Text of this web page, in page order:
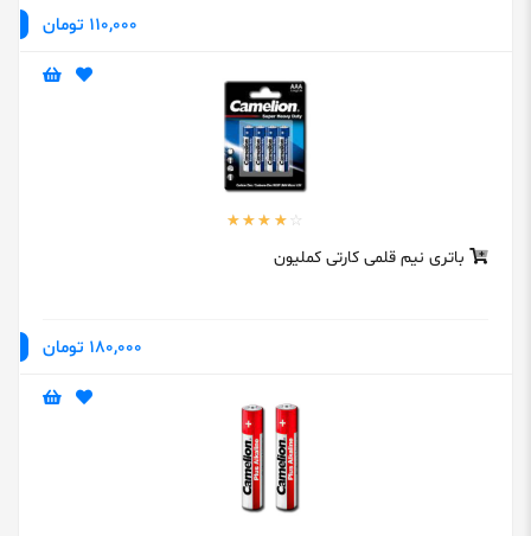
110,000 تومان
باتری نیم قلمی کارتی کملیون
180,000 تومان